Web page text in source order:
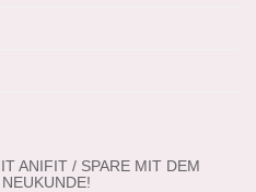
ANIFIT / SPARE MIT DEM